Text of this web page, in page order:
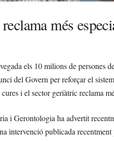
més
els 10 milions de persones
del Govern per reforçar el
i el sector geriàtric reclama
i Gerontologia ha advertit
intervenció publicada